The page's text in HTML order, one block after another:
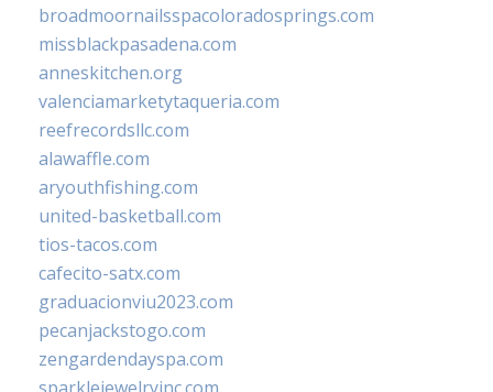
broadmoornailsspacoloradosprings.com
missblackpasadena.com
anneskitchen.org
valenciamarketytaqueria.com
reefrecordsllc.com
alawaffle.com
aryouthfishing.com
united-basketball.com
tios-tacos.com
cafecito-satx.com
graduacionviu2023.com
pecanjackstogo.com
zengardendayspa.com